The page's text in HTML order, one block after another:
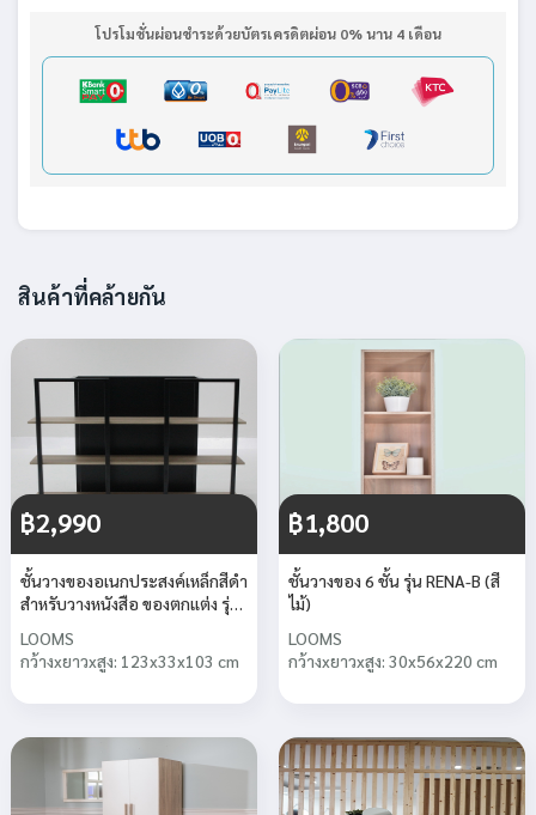
โปรโมชั่นผ่อนชำระด้วยบัตรเครดิตผ่อน 0% นาน 4 เดือน
สินค้าที่คล้ายกัน
฿2,990
ชั้นวางของอเนกประสงค์เหล็กสีดำ
สำหรับวางหนังสือ ของตกแต่ง รุ่น
LOOMS
กว้างxยาวxสูง: 123x33x103 cm
฿1,800
ชั้นวางของ 6 ชั้น รุ่น RENA-B (สี
ไม้)
LOOMS
กว้างxยาวxสูง: 30x56x220 cm